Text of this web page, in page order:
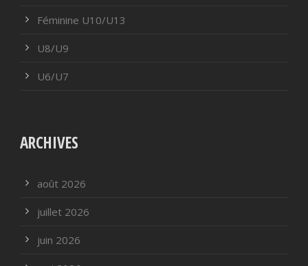
Féminine U10/U13
U8/U9
U6/U7
ARCHIVES
août 2026
juillet 2026
juin 2026